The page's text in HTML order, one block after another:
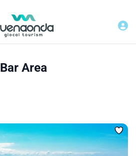
Bar Area